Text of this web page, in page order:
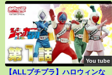
You tube
【ALLプチプラ】ハロウィンな